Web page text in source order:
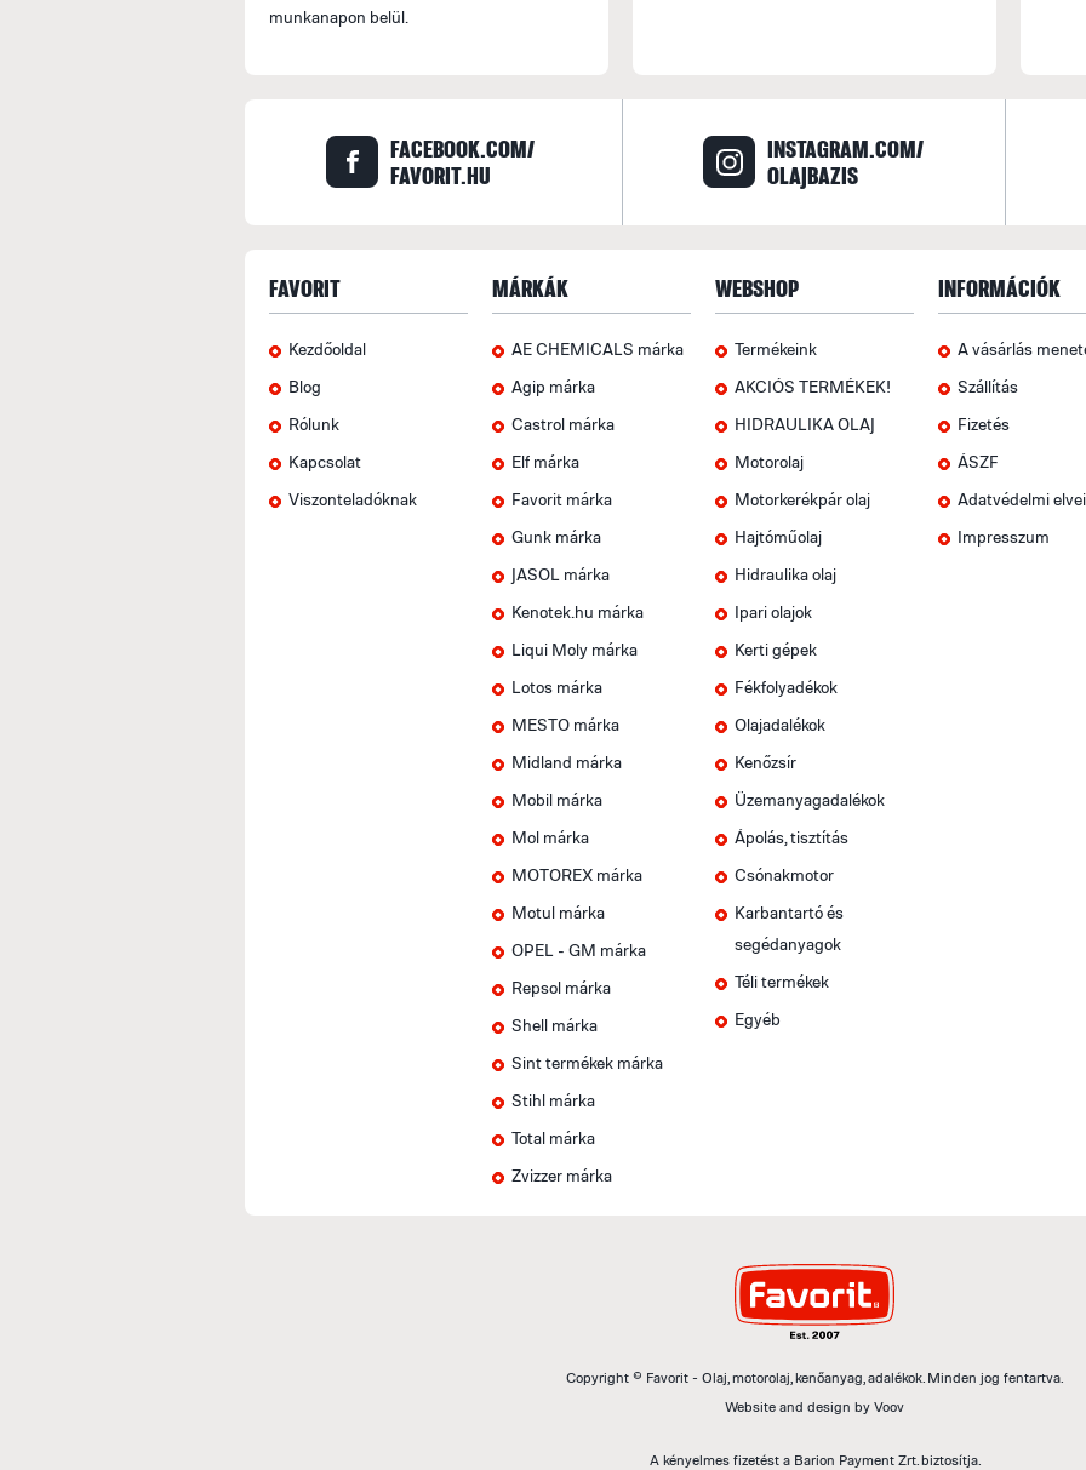
munkanapon belül.
FACEBOOK.COM/
FAVORIT.HU
INSTAGRAM.COM/
OLAJBAZIS
FAVORIT
Kezdőoldal
Blog
Rólunk
Kapcsolat
Viszonteladóknak
MÁRKÁK
AE CHEMICALS márka
Agip márka
Castrol márka
Elf márka
Favorit márka
Gunk márka
JASOL márka
Kenotek.hu márka
Liqui Moly márka
Lotos márka
MESTO márka
Midland márka
Mobil márka
Mol márka
MOTOREX márka
Motul márka
OPEL - GM márka
Repsol márka
Shell márka
Sint termékek márka
Stihl márka
Total márka
Zvizzer márka
WEBSHOP
Termékeink
AKCIÓS TERMÉKEK!
HIDRAULIKA OLAJ
Motorolaj
Motorkerékpár olaj
Hajtóműolaj
Hidraulika olaj
Ipari olajok
Kerti gépek
Fékfolyadékok
Olajadalékok
Kenőzsír
Üzemanyagadalékok
Ápolás, tisztítás
Csónakmotor
Karbantartó és
segédanyagok
Téli termékek
Egyéb
INFORMÁCIÓK
A vásárlás
Szállítás
Fizetés
ÁSZF
Adatvédelmi
Impresszum
Copyright © Favorit - Olaj, motorolaj, kenőanyag, adalékok. Minden jog fentartva.
Website and design by Voov
A kényelmes fizetést a Barion Payment Zrt. biztosítja.